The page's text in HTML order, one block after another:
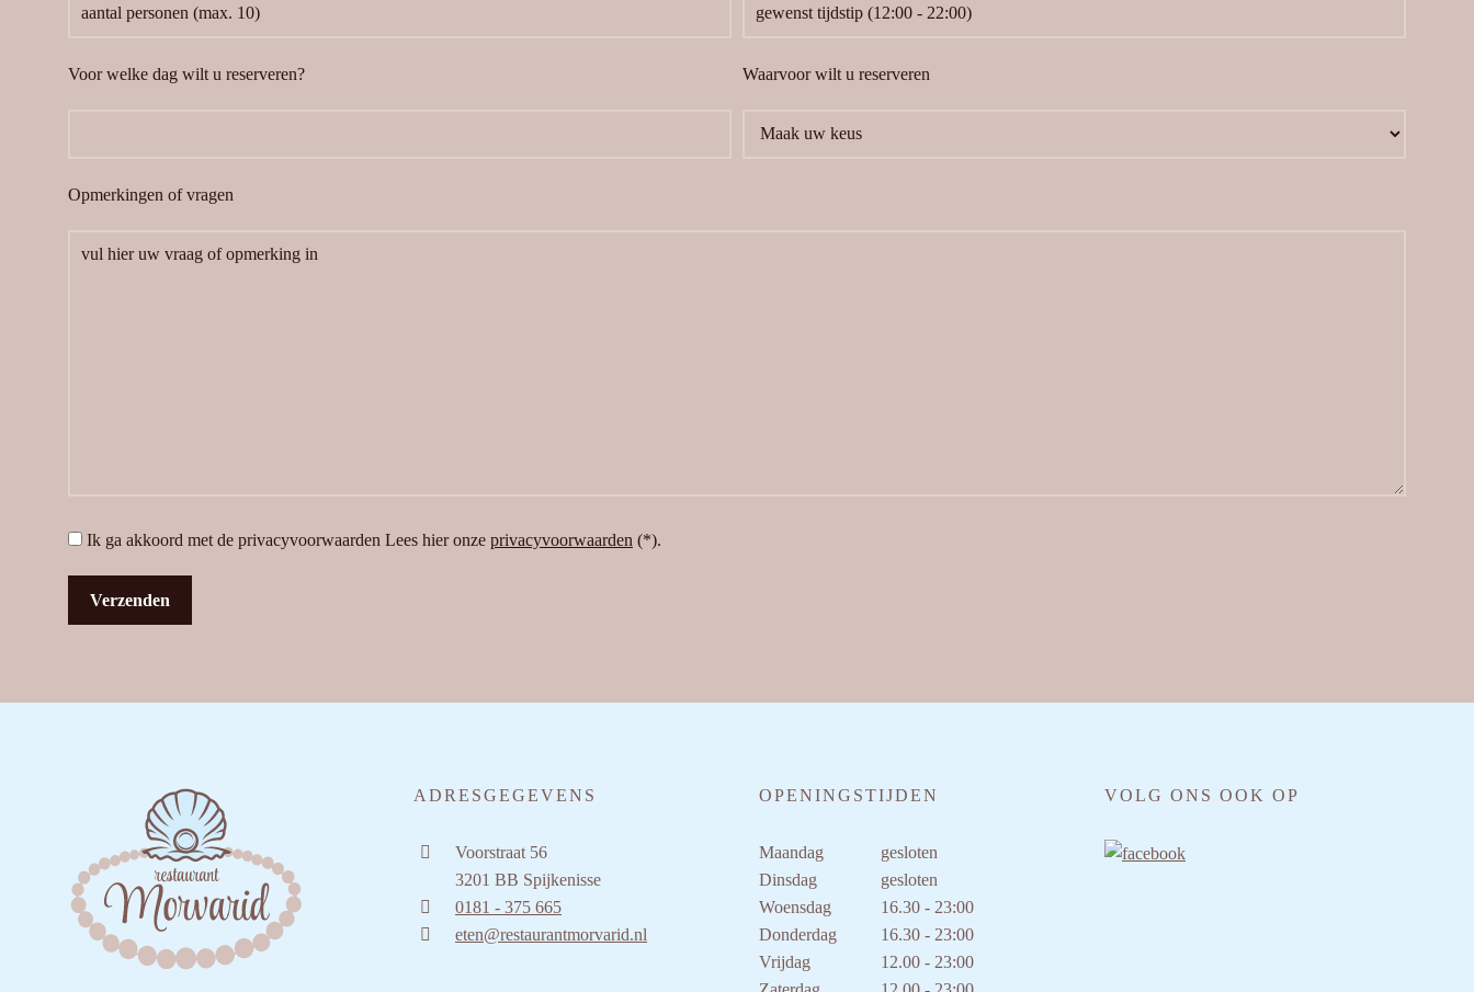
Voor welke dag wilt u reserveren? Waarvoor wilt u reserveren
Opmerkingen of vragen
Ik ga akkoord met de privacyvoorwaarden Lees hier onze privacyvoorwaarden (*).
ADRESGEGEVENS
Voorstraat 56
3201 BB Spijkenisse
0181 - 375 665
eten@restaurantmorvarid.nl
OPENINGSTIJDEN
Maandag
gesloten
Dinsdag
gesloten
Woensdag
16.30 - 23:00
Donderdag
16.30 - 23:00
Vrijdag
12.00 - 23:00
VOLG ONS OOK OP